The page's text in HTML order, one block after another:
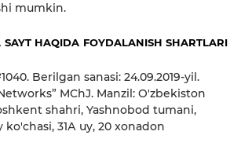
mumkin.
SAYT HAQIDA FOYDALANISH SHARTLARI
Berilgan sanasi: 24.09.2019-yil.
MChJ. Manzil: O'zbekiston
shahri, Yashnobod tumani,
ko'chasi, 31А uy, 20 xonadon